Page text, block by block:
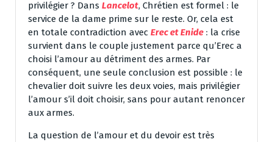
privilégier ? Dans Lancelot, Chrétien est formel : le
service de la dame prime sur le reste. Or, cela est
en totale contradiction avec Erec et Enide : la crise
survient dans le couple justement parce qu’Erec a
choisi l’amour au détriment des armes. Par
conséquent, une seule conclusion est possible : le
chevalier doit suivre les deux voies, mais privilégier
l’amour s’il doit choisir, sans pour autant renoncer
aux armes.
La question de l’amour et du devoir est très